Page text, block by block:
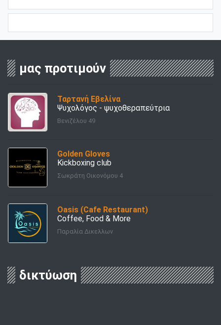
μας προτιμούν
Ταρτανή Εβελίνα
Ψυχολόγος - ψυχοθεραπεύτρια
Βενιζέλου 49
Golden Gloves
Kickboxing club
Σωκράτη Οικονόμου 4
Oasis (Cafe Restaurant)
Coffee, Food & More
Παραλία Δικελλων
δικτύωση